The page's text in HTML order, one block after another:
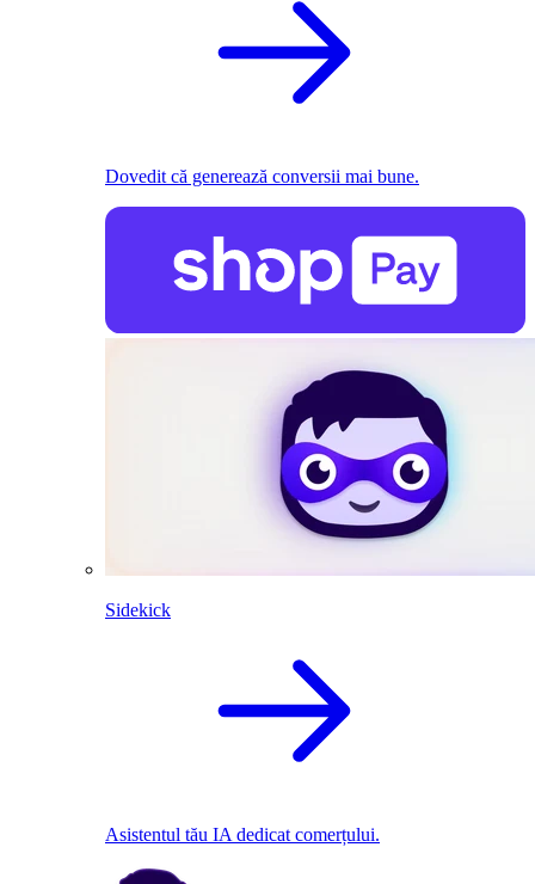
Dovedit că generează conversii mai bune.
Sidekick
Asistentul tău IA dedicat comerțului.